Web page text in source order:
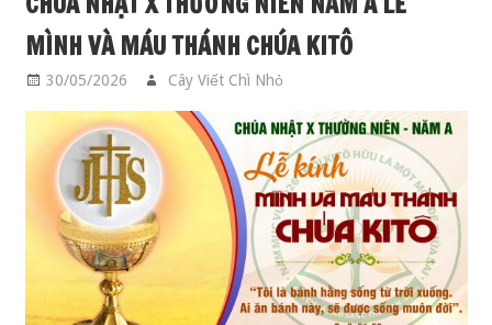
TGP
SAIGON
MÌNH VÀ MÁU THÁNH CHÚA KITÔ
30/05/2026 Cây Viết Chì Nhỏ